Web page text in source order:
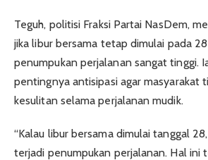
Teguh, politisi Fraksi Partai NasDem,
jika libur bersama tetap dimulai pada
penumpukan perjalanan sangat tinggi.
pentingnya antisipasi agar masyarakat
kesulitan selama perjalanan mudik.
“Kalau libur bersama dimulai tanggal
terjadi penumpukan perjalanan. Hal ini